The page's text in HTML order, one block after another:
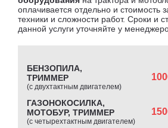
оплачивается отдельно и стоимость
техники и сложности работ. Сроки и
данной услуги уточняйте у
БЕНЗОПИЛА,
ТРИММЕР
(с двухтактным двигателем)
ГАЗОНОКОСИЛКА,
МОТОБУР, ТРИММЕР
(с четырехтактным двигателем)